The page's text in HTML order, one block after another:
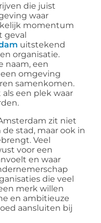
die juist
waar
momentum
geval
uitstekend
organisatie.
naam, een
omgeving
samenkomen.
een plek waar
zit niet
stad, maar ook in
Veel
voor een
en waar
die veel
merk willen
en ambitieuze
aansluiten bij